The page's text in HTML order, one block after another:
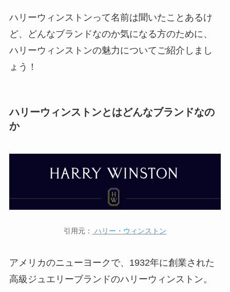
ハリーウィンストンって名前は聞いたことあるけ
ど、どんなブランドなのか気になる方のために、
ハリーウィンストンの魅力についてご紹介しまし
ょう！
ハリーウィンストンとはどんなブランドなの
か
引用元： ハリー・ウィンストン
アメリカのニューヨークで、1932年に創業された
高級ジュエリーブランドのハリーウィンストン。